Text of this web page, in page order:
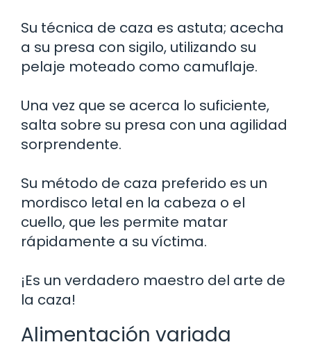
Su técnica de caza es astuta; acecha
a su presa con sigilo, utilizando su
pelaje moteado como camuflaje.
Una vez que se acerca lo suficiente,
salta sobre su presa con una agilidad
sorprendente.
Su método de caza preferido es un
mordisco letal en la cabeza o el
cuello, que les permite matar
rápidamente a su víctima.
¡Es un verdadero maestro del arte de
la caza!
Alimentación variada